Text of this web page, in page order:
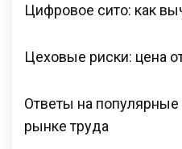
Цифровое сито: как
Цеховые риски: цена
Ответы на
рынке труда